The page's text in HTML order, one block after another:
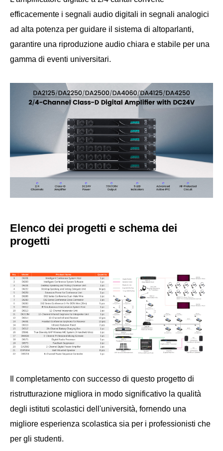
efficacemente i segnali audio digitali in segnali analogici
ad alta potenza per guidare il sistema di altoparlanti,
garantire una riproduzione audio chiara e stabile per una
gamma di eventi universitari.
Elenco dei progetti e schema dei
progetti
Il completamento con successo di questo progetto di
ristrutturazione migliora in modo significativo la qualità
degli istituti scolastici dell'università, fornendo una
migliore esperienza scolastica sia per i professionisti che
per gli studenti.